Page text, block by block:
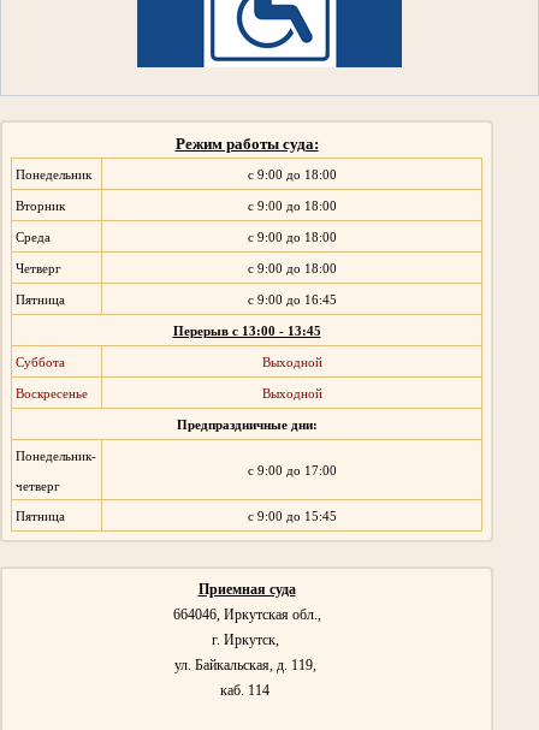
Режим работы суда:
Понедельник с 9:00 до 18:00
Вторник с 9:00 до 18:00
Среда с 9:00 до 18:00
Четверг с 9:00 до 18:00
Пятница с 9:00 до 16:45
Перерыв с 13:00 - 13:45
Суббота Выходной
Воскресенье Выходной
Предпраздничные дни:
Понедельник-
четверг
с 9:00 до 17:00
Пятница с 9:00 до 15:45
Приемная суда
664046, Иркутская обл.,
г. Иркутск,
ул. Байкальская, д. 119,
каб. 114